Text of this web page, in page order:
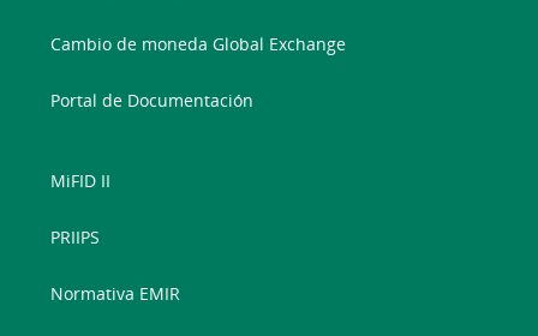
Cambio de moneda Global Exchange
Portal de Documentación
MiFID II
PRIIPS
Normativa EMIR